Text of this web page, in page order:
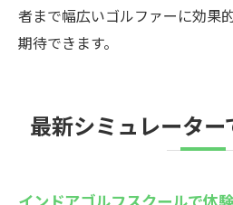
者まで幅広いゴルファーに効果
期待できます。
最新シミュレータ